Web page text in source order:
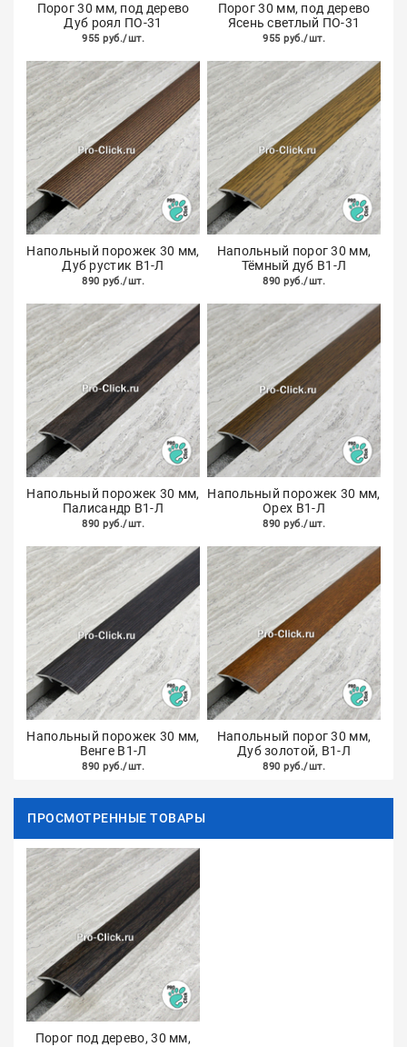
Порог 30 мм, под дерево
Дуб роял ПО-31
955 руб./шт.
Порог 30 мм, под дерево
Ясень светлый ПО-31
955 руб./шт.
Напольный порожек 30 мм,
Дуб рустик В1-Л
890 руб./шт.
Напольный порог 30 мм,
Тёмный дуб В1-Л
890 руб./шт.
Напольный порожек 30 мм,
Палисандр В1-Л
890 руб./шт.
Напольный порожек 30 мм,
Орех В1-Л
890 руб./шт.
Напольный порожек 30 мм,
Венге В1-Л
890 руб./шт.
Напольный порог 30 мм,
Дуб золотой, В1-Л
890 руб./шт.
ПРОСМОТРЕННЫЕ ТОВАРЫ
Порог под дерево, 30 мм,